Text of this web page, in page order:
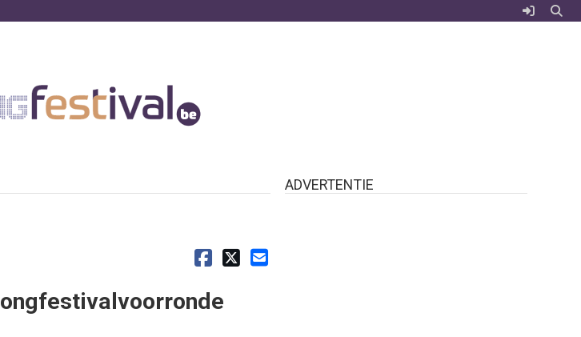
ADVERTENTIE